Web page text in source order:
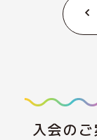
入会のご